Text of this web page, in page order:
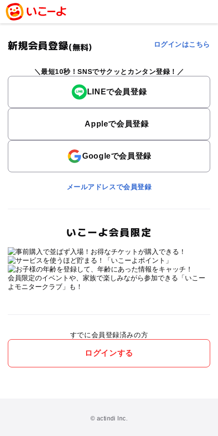
新規会員登録(無料) ログインはこちら
最短10秒！SNSでサクッとカンタン登録！
LINEで会員登録
Appleで会員登録
Googleで会員登録
メールアドレスで会員登録
いこーよ会員限定
会員限定のイベントや、家族で楽しみながら参加できる「いこー
よモニタークラブ」も！
すでに会員登録済みの方
ログインする
© actindi Inc.